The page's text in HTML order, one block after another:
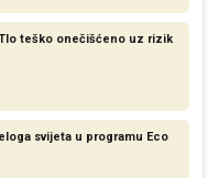
teško onečišćeno uz rizik
svijeta u programu Eco